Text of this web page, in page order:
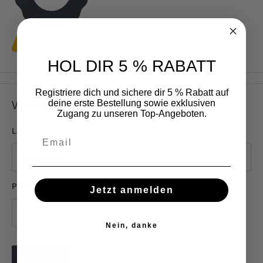
Versand schätzen
Land
Postleitzahl
HOL DIR 5 % RABATT
Registriere dich und sichere dir 5 % Rabatt auf
deine erste Bestellung sowie exklusiven
Zugang zu unseren Top-Angeboten.
Jetzt anmelden
Nein, danke